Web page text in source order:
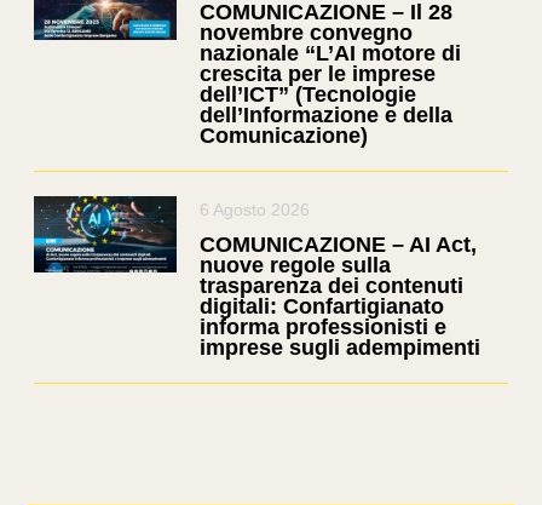
COMUNICAZIONE – Il 28
novembre convegno
nazionale “L’AI motore di
crescita per le imprese
dell’ICT” (Tecnologie
dell’Informazione e della
Comunicazione)
6 Agosto 2026
COMUNICAZIONE – AI Act,
nuove regole sulla
trasparenza dei contenuti
digitali: Confartigianato
informa professionisti e
imprese sugli adempimenti